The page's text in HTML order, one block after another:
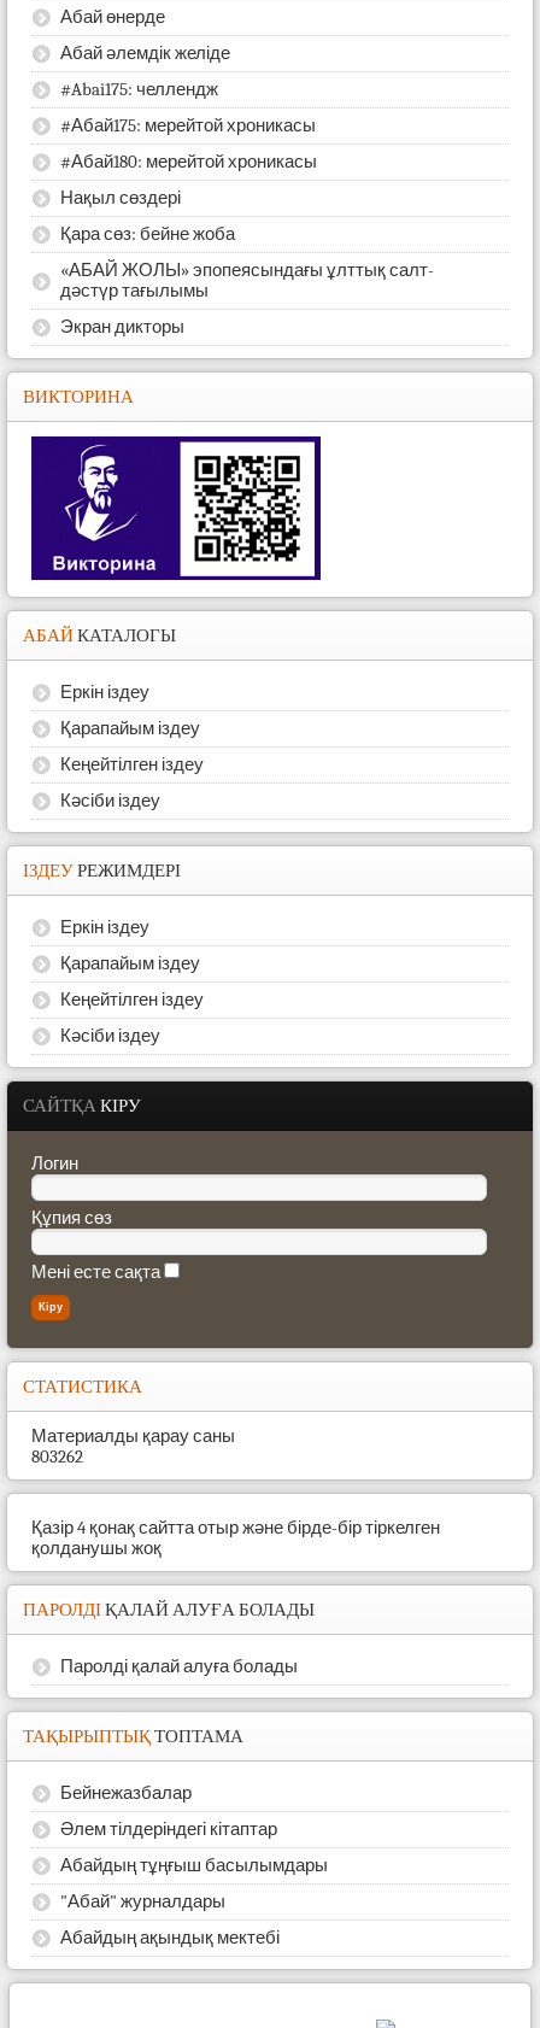
Абай өнерде
Абай әлемдік желіде
#Abai175: челлендж
#Абай175: мерейтой хроникасы
#Абай180: мерейтой хроникасы
Нақыл сөздері
Қара сөз: бейне жоба
«АБАЙ ЖОЛЫ» эпопеясындағы ұлттық салт-
дәстүр тағылымы
Экран дикторы
ВИКТОРИНА
АБАЙКАТАЛОГЫ
Еркін іздеу
Қарапайым іздеу
Кеңейтілген іздеу
Кәсіби іздеу
ІЗДЕУРЕЖИМДЕРІ
Еркін іздеу
Қарапайым іздеу
Кеңейтілген іздеу
Кәсіби іздеу
САЙТҚАКІРУ
Логин
Құпия сөз
Мені есте сақта
СТАТИСТИКА
Материалды қарау саны
803262
Қазір 4 қонақ сайтта отыр және бірде-бір тіркелген
қолданушы жоқ
ПАРОЛДІҚАЛАЙ АЛУҒА БОЛАДЫ
Паролді қалай алуға болады
ТАҚЫРЫПТЫҚТОПТАМА
Бейнежазбалар
Әлем тілдеріндегі кітаптар
Абайдың тұңғыш басылымдары
"Абай" журналдары
Абайдың ақындық мектебі